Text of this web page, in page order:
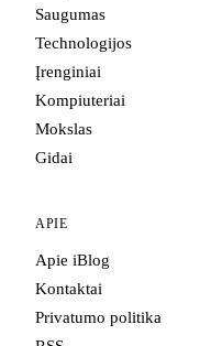
Saugumas
Technologijos
Įrenginiai
Kompiuteriai
Mokslas
Gidai
APIE
Apie iBlog
Kontaktai
Privatumo politika